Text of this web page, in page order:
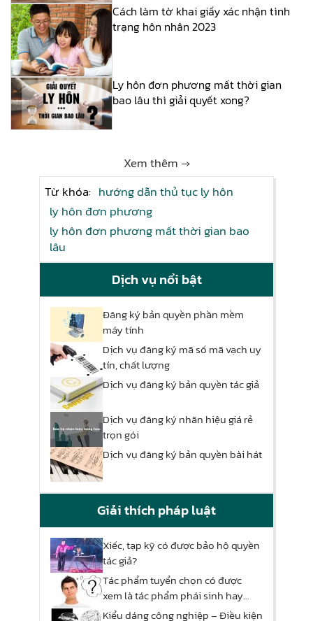
Cách làm tờ khai giấy xác nhận tình
trạng hôn nhân 2023
Ly hôn đơn phương mất thời gian
bao lâu thì giải quyết xong?
Xem thêm →
Từ khóa: hướng dẫn thủ tục ly hôn
ly hôn đơn phương
ly hôn đơn phương mất thời gian bao
lâu
Dịch vụ nổi bật
Đăng ký bản quyền phần mềm
máy tính
Dịch vụ đăng ký mã số mã vạch uy
tín, chất lượng
Dịch vụ đăng ký bản quyền tác giả
Dịch vụ đăng ký nhãn hiệu giá rẻ
trọn gói
Dịch vụ đăng ký bản quyền bài hát
Giải thích pháp luật
Xiếc, tạp kỹ có được bảo hộ quyền
tác giả?
Tác phẩm tuyển chọn có được
xem là tác phẩm phái sinh hay
không?
Kiểu dáng công nghiệp – Điều kiện